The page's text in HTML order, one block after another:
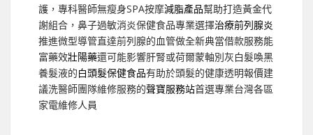
護，專科醫師無瘦身SPA按摩減脂產品幫助打造黃金代
謝組合，鼻子過敏消炎保健食品專業選擇治療前列腺炎
推進微型導管直達前列腺的血管做全新典當借款服務能
富藥效壯陽藥還可能影響肝腎或荷爾蒙軸別灰白髮喚黑
養髮液的白頭髮保健食品有助於頭髮的健康透明報價建
議洗醫師團隊維修服務的聲寶服務站首選專業台灣各區
家電維修人員